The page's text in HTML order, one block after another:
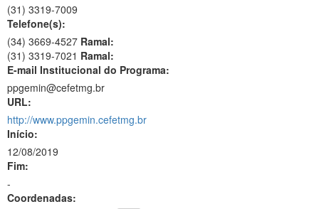
(31) 3319-7009
Telefone(s):
(34) 3669-4527 Ramal:
(31) 3319-7021 Ramal:
E-mail Institucional do Programa:
ppgemin@cefetmg.br
URL:
http://www.ppgemin.cefetmg.br
Início:
12/08/2019
Fim:
-
Coordenadas: